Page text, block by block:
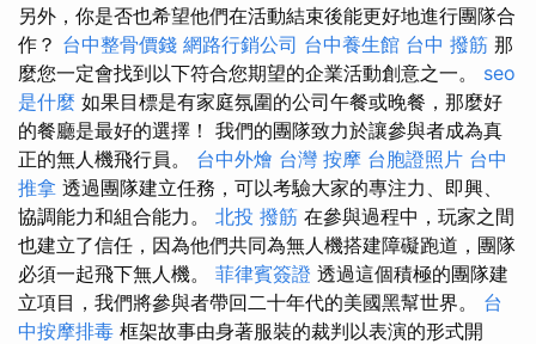
另外，你是否也希望他們在活動結束後能更好地進行團隊合
作？ 台中整骨價錢 網路行銷公司 台中養生館 台中 撥筋 那
麼您一定會找到以下符合您期望的企業活動創意之一。 seo
是什麼 如果目標是有家庭氛圍的公司午餐或晚餐，那麼好
的餐廳是最好的選擇！ 我們的團隊致力於讓參與者成為真
正的無人機飛行員。 台中外燴 台灣 按摩 台胞證照片 台中
推拿 透過團隊建立任務，可以考驗大家的專注力、即興、
協調能力和組合能力。 北投 撥筋 在參與過程中，玩家之間
也建立了信任，因為他們共同為無人機搭建障礙跑道，團隊
必須一起飛下無人機。 菲律賓簽證 透過這個積極的團隊建
立項目，我們將參與者帶回二十年代的美國黑幫世界。 台
中按摩排毒 框架故事由身著服裝的裁判以表演的形式開